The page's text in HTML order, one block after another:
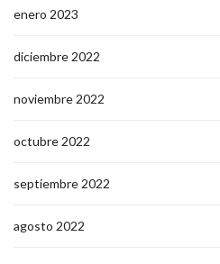
enero 2023
diciembre 2022
noviembre 2022
octubre 2022
septiembre 2022
agosto 2022